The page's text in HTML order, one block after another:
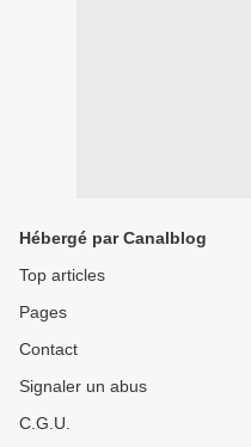
Hébergé par Canalblog
Top articles
Pages
Contact
Signaler un abus
C.G.U.